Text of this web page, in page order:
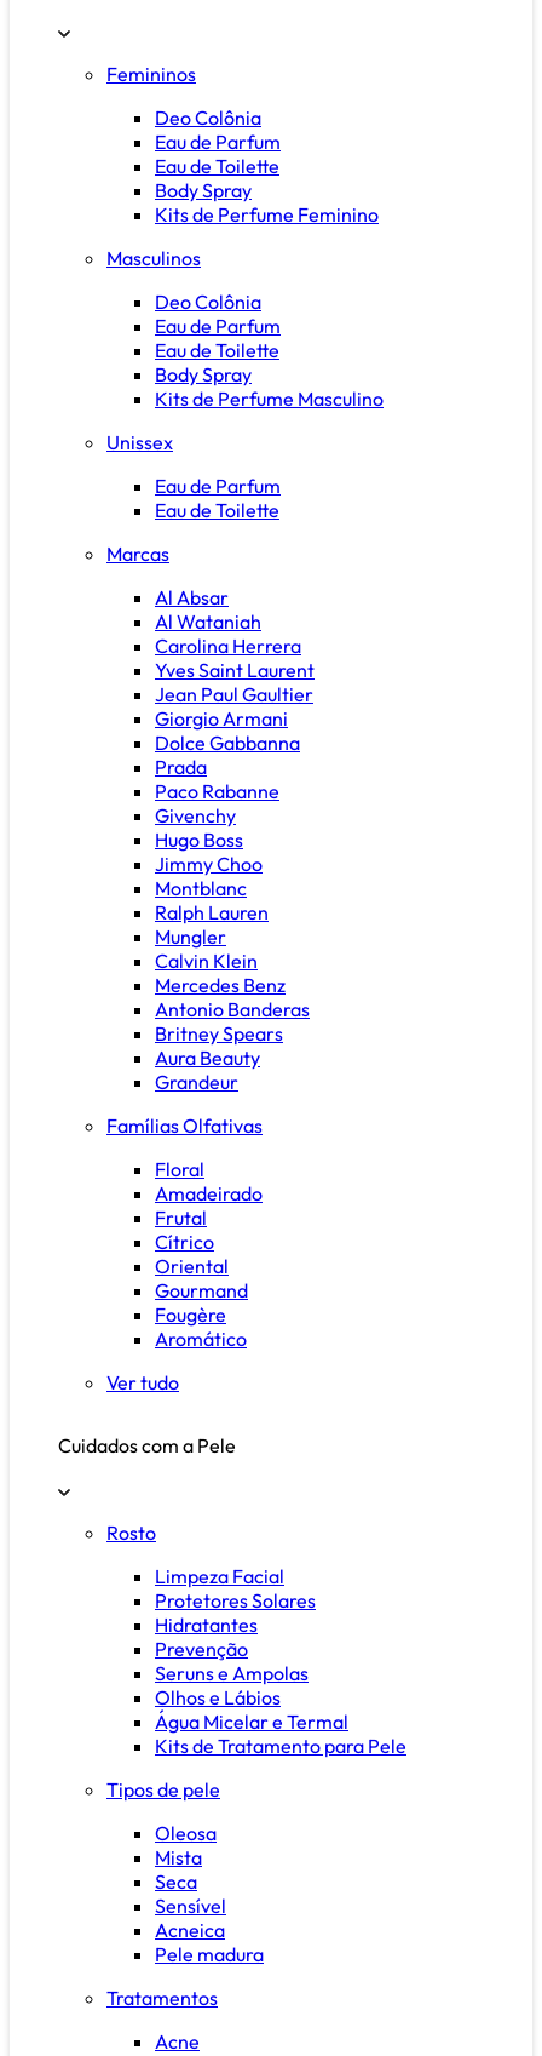
Femininos
Deo Colônia
Eau de Parfum
Eau de Toilette
Body Spray
Kits de Perfume Feminino
Masculinos
Deo Colônia
Eau de Parfum
Eau de Toilette
Body Spray
Kits de Perfume Masculino
Unissex
Eau de Parfum
Eau de Toilette
Marcas
Al Absar
Al Wataniah
Carolina Herrera
Yves Saint Laurent
Jean Paul Gaultier
Giorgio Armani
Dolce Gabbanna
Prada
Paco Rabanne
Givenchy
Hugo Boss
Jimmy Choo
Montblanc
Ralph Lauren
Mungler
Calvin Klein
Mercedes Benz
Antonio Banderas
Britney Spears
Aura Beauty
Grandeur
Famílias Olfativas
Floral
Amadeirado
Frutal
Cítrico
Oriental
Gourmand
Fougère
Aromático
Ver tudo
Cuidados com a Pele
Rosto
Limpeza Facial
Protetores Solares
Hidratantes
Prevenção
Seruns e Ampolas
Olhos e Lábios
Água Micelar e Termal
Kits de Tratamento para Pele
Tipos de pele
Oleosa
Mista
Seca
Sensível
Acneica
Pele madura
Tratamentos
Acne